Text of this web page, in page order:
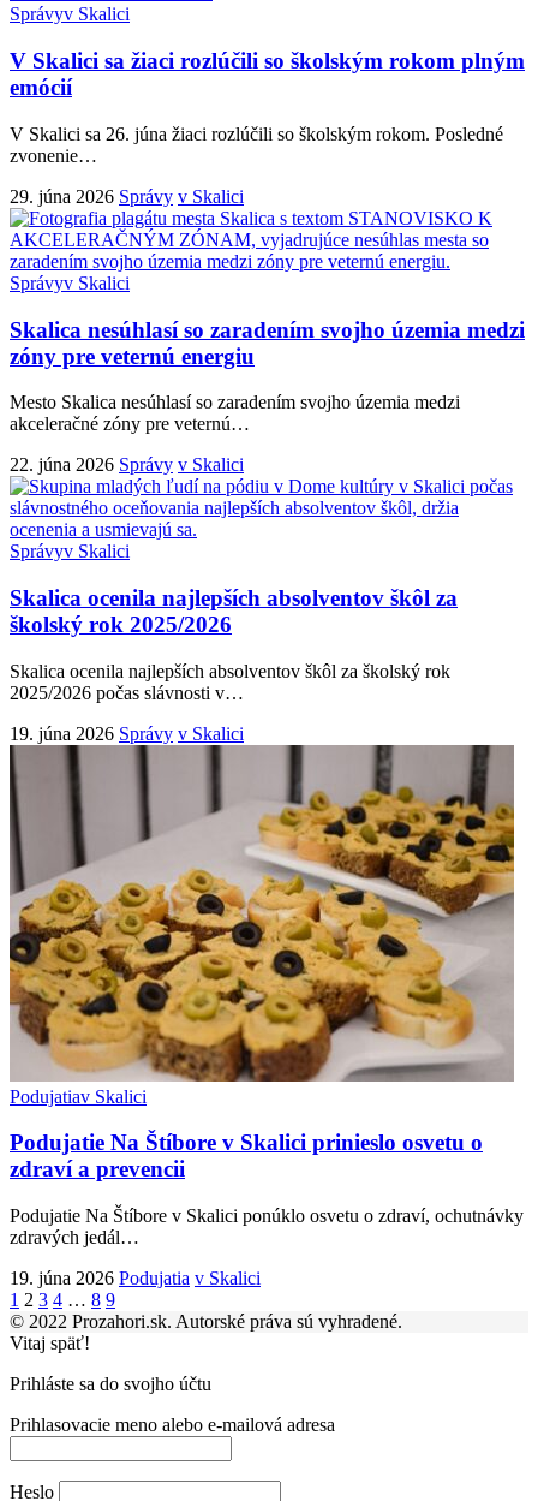
Správyv Skalici
V Skalici sa žiaci rozlúčili so školským rokom plným
emócií
V Skalici sa 26. júna žiaci rozlúčili so školským rokom. Posledné
zvonenie…
29. júna 2026 Správy v Skalici
Správyv Skalici
Skalica nesúhlasí so zaradením svojho územia medzi
zóny pre veternú energiu
Mesto Skalica nesúhlasí so zaradením svojho územia medzi
akceleračné zóny pre veternú…
22. júna 2026 Správy v Skalici
Správyv Skalici
Skalica ocenila najlepších absolventov škôl za
školský rok 2025/2026
Skalica ocenila najlepších absolventov škôl za školský rok
2025/2026 počas slávnosti v…
19. júna 2026 Správy v Skalici
Podujatiav Skalici
Podujatie Na Štíbore v Skalici prinieslo osvetu o
zdraví a prevencii
Podujatie Na Štíbore v Skalici ponúklo osvetu o zdraví, ochutnávky
zdravých jedál…
19. júna 2026 Podujatia v Skalici
1 2 3 4 … 8 9
© 2022 Prozahori.sk. Autorské práva sú vyhradené.
Vitaj späť!
Prihláste sa do svojho účtu
Prihlasovacie meno alebo e-mailová adresa
Heslo